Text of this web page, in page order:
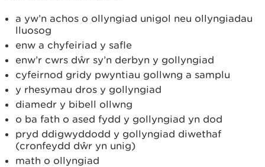
a yw’n achos o ollyngiad unigol neu ollyngiadau
lluosog
enw a chyfeiriad y safle
enw’r cwrs dŵr sy’n derbyn y gollyngiad
cyfeirnod gridy pwyntiau gollwng a samplu
y rhesymau dros y gollyngiad
diamedr y bibell ollwng
o ba fath o ased fydd y gollyngiad yn dod
pryd ddigwyddodd y gollyngiad diwethaf
(cronfeydd dŵr yn unig)
math o ollyngiad